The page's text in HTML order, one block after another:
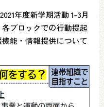
年度新学期活動 1-3月
ブロックでの行動提起
能・情報提供について